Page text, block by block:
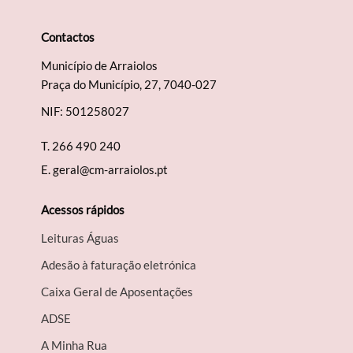
Termo de Pesquisa
Filtros
Contactos
Município de Arraiolos
Praça do Município, 27, 7040-027
NIF: 501258027
T. 266 490 240
E.geral@cm-arraiolos.pt
Acessos rápidos
Leituras Águas
Adesão à faturação eletrónica
Caixa Geral de Aposentações
A​DSE
A Minha Rua